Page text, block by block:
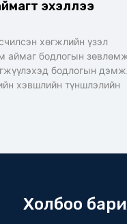
эхэллээ
хөгжлийн үзэл
аймаг бодлогын
бодлогын
хэвшлийн түншлэлийн
Холбоо